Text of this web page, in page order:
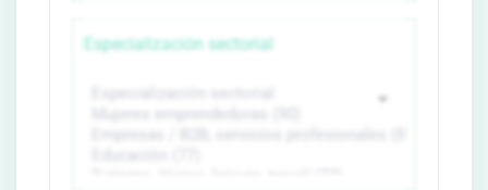
Especialización sectorial